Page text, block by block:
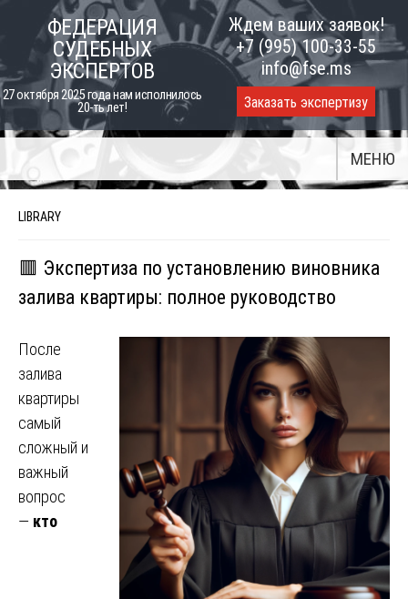
content
ФЕДЕРАЦИЯ
СУДЕБНЫХ
ЭКСПЕРТОВ
27 октября 2025 года нам исполнилось
20-ть лет!
Ждем ваших заявок!
+7 (995) 100-33-55
info@fse.ms
Заказать экспертизу
МЕНЮ
LIBRARY
🟥 Экспертиза по установлению виновника
залива квартиры: полное руководство
После
залива
квартиры
самый
сложный и
важный
вопрос
— кто